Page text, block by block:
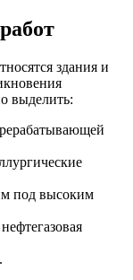
здания и
выделить:
под высоким